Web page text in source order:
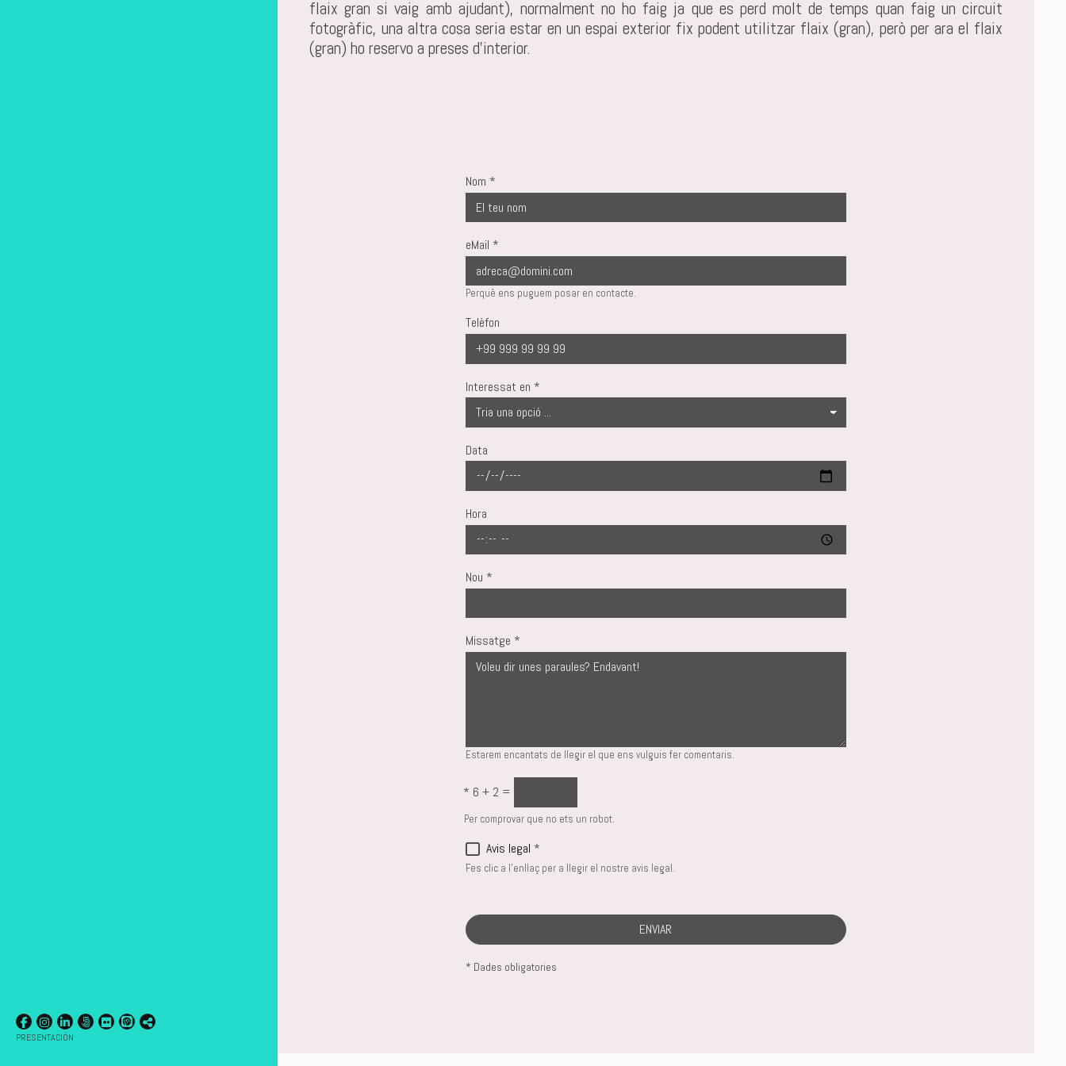
flaix gran si vaig amb ajudant), normalment no ho faig ja que es perd molt de temps quan faig un circuit
fotogràfic, una altra cosa seria estar en un espai exterior fix podent utilitzar flaix (gran), però per ara el flaix
(gran) ho reservo a preses d'interior.
Nom *
eMail *
Perquè ens puguem posar en contacte.
Telèfon
Interessat en *
Data
Hora
Nou *
Missatge *
Estarem encantats de llegir el que ens vulguis fer comentaris.
* 6 + 2 =
Per comprovar que no ets un robot.
Avis legal *
Fes clic a l'enllaç per a llegir el nostre avis legal.
ENVIAR
* Dades obligatories
PRESENTACIÓN